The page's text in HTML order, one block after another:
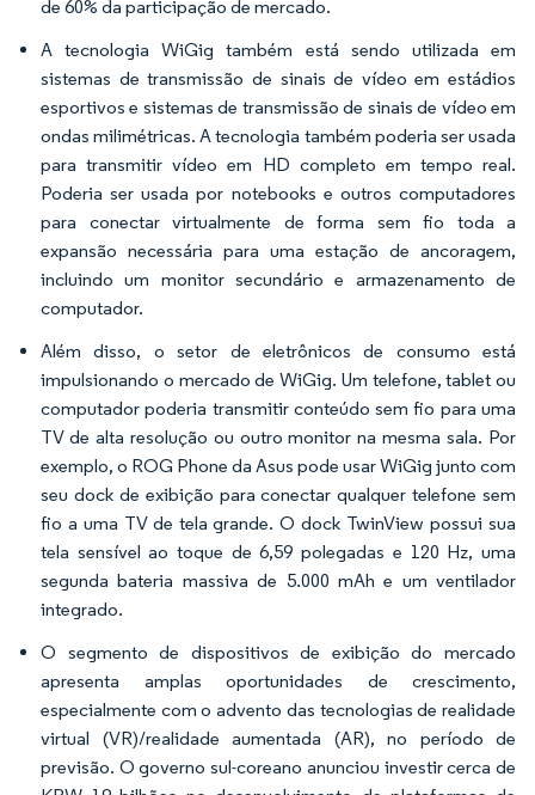
de 60% da participação de mercado.
A tecnologia WiGig também está sendo utilizada em
sistemas de transmissão de sinais de vídeo em estádios
esportivos e sistemas de transmissão de sinais de vídeo em
ondas milimétricas. A tecnologia também poderia ser usada
para transmitir vídeo em HD completo em tempo real.
Poderia ser usada por notebooks e outros computadores
para conectar virtualmente de forma sem fio toda a
expansão necessária para uma estação de ancoragem,
incluindo um monitor secundário e armazenamento de
computador.
Além disso, o setor de eletrônicos de consumo está
impulsionando o mercado de WiGig. Um telefone, tablet ou
computador poderia transmitir conteúdo sem fio para uma
TV de alta resolução ou outro monitor na mesma sala. Por
exemplo, o ROG Phone da Asus pode usar WiGig junto com
seu dock de exibição para conectar qualquer telefone sem
fio a uma TV de tela grande. O dock TwinView possui sua
tela sensível ao toque de 6,59 polegadas e 120 Hz, uma
segunda bateria massiva de 5.000 mAh e um ventilador
integrado.
O segmento de dispositivos de exibição do mercado
apresenta amplas oportunidades de crescimento,
especialmente com o advento das tecnologias de realidade
virtual (VR)/realidade aumentada (AR), no período de
previsão. O governo sul-coreano anunciou investir cerca de